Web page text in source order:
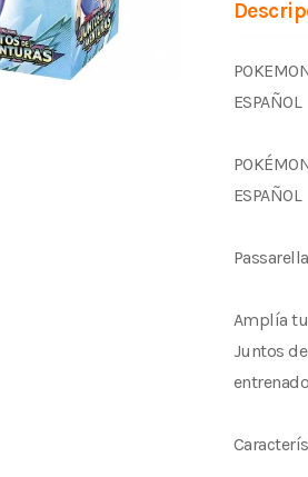
ESPAÑOL
ESPAÑOL
Amplía tu
Juntos